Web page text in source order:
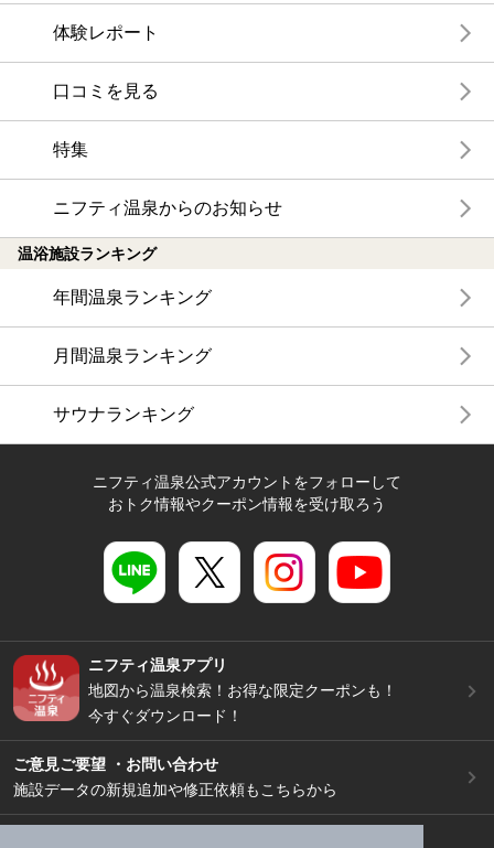
体験レポート
口コミを見る
特集
ニフティ温泉からのお知らせ
温浴施設ランキング
年間温泉ランキング
月間温泉ランキング
サウナランキング
ニフティ温泉公式アカウントをフォローして
おトク情報やクーポン情報を受け取ろう
ニフティ温泉アプリ
地図から温泉検索！お得な限定クーポンも！
今すぐダウンロード！
ご意見ご要望 ・お問い合わせ
施設データの新規追加や修正依頼もこちらから